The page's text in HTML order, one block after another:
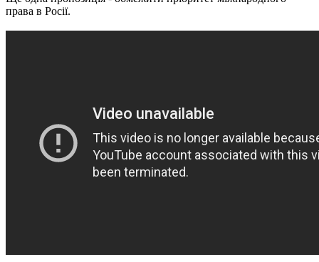
права в Росії.